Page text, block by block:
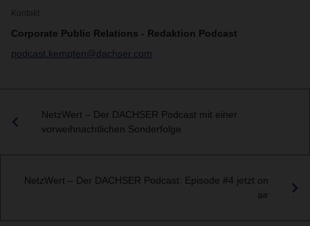
Kontakt
Corporate Public Relations - Redaktion Podcast
podcast.kempten@dachser.com
NetzWert – Der DACHSER Podcast mit einer
vorweihnachtlichen Sonderfolge
NetzWert – Der DACHSER Podcast: Episode #4 jetzt on
air